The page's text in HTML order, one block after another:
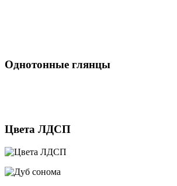
Однотонные глянцы
Цвета ЛДСП